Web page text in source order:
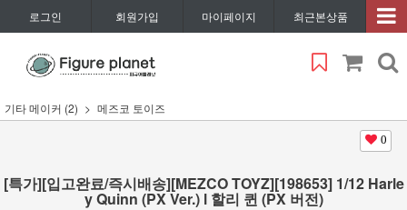
로그인 회원가입 마이페이지 최근본상품
기타 메이커 (2) 메즈코 토이즈
0
[특가][입고완료/즉시배송][MEZCO TOYZ][198653] 1/12 Harle
y Quinn (PX Ver.) l 할리 퀸 (PX 버전)